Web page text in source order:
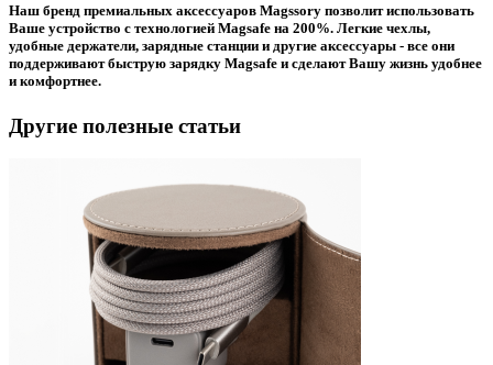
Наш бренд премиальных аксессуаров Magssory позволит использовать
Ваше устройство с технологией Magsafe на 200%. Легкие чехлы,
удобные держатели, зарядные станции и другие аксессуары - все они
поддерживают быструю зарядку Magsafe и сделают Вашу жизнь удобнее
и комфортнее.
Другие полезные статьи